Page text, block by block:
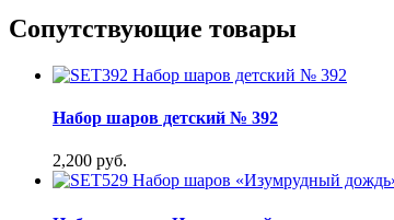
Сопутствующие товары
Набор шаров детский № 392
2,200 руб.